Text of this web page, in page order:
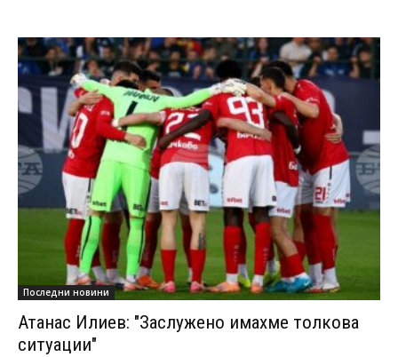
Последни новини
Атанас Илиев: "Заслужено имахме толкова
ситуации"